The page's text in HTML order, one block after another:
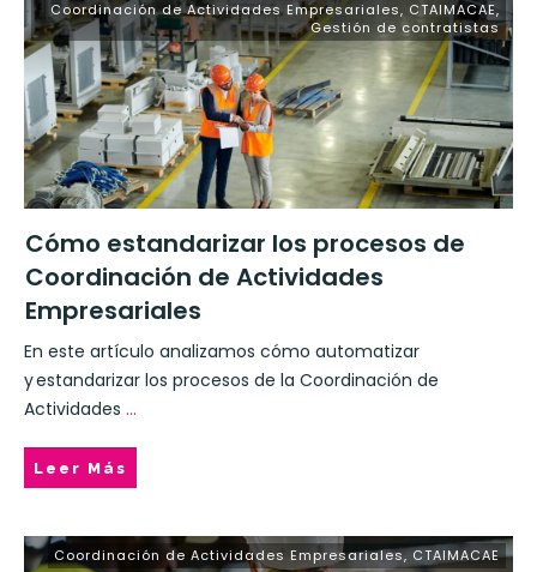
Coordinación de Actividades Empresariales, CTAIMACAE,
Gestión de contratistas
Cómo estandarizar los procesos de
Coordinación de Actividades
Empresariales
En este artículo analizamos cómo automatizar
y estandarizar los procesos de la Coordinación de
Actividades ...
Leer Más
Coordinación de Actividades Empresariales,CTAIMACAE